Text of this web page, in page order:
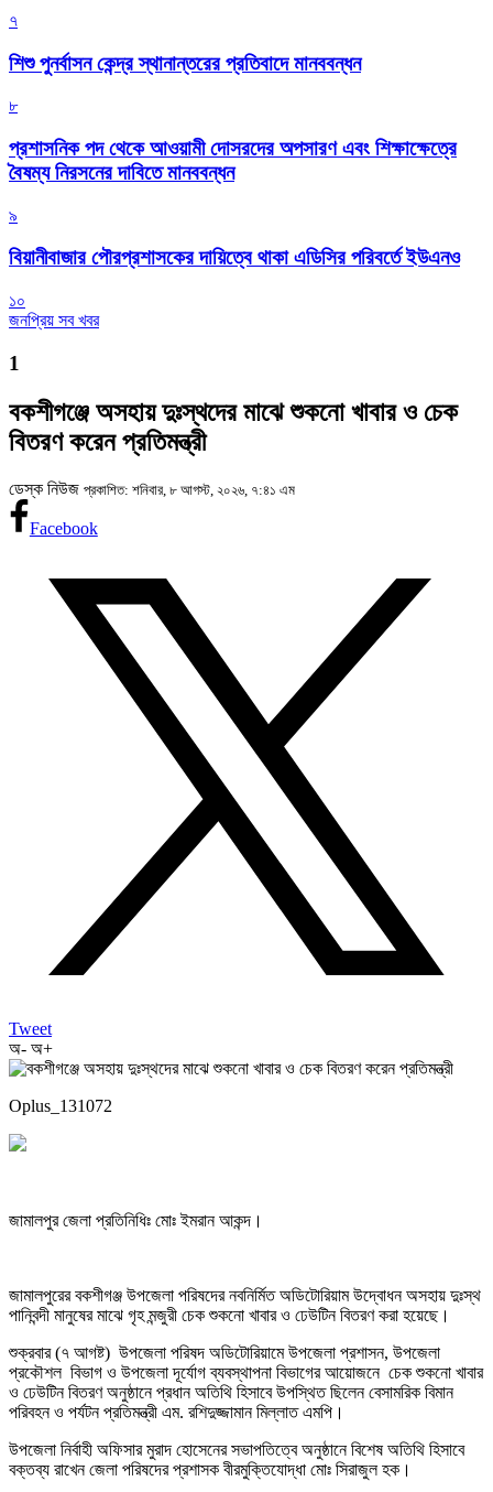
৭
শিশু পুনর্বাসন কেন্দ্র স্থানান্তরের প্রতিবাদে মানববন্ধন
৮
প্রশাসনিক পদ থেকে আওয়ামী দোসরদের অপসারণ এবং শিক্ষাক্ষেত্রে
বৈষম্য নিরসনের দাবিতে মানববন্ধন
৯
বিয়ানীবাজার পৌরপ্রশাসকের দায়িত্বে থাকা এডিসির পরিবর্তে ইউএনও
১০
জনপ্রিয় সব খবর
1
বকশীগঞ্জে অসহায় দুঃস্থদের মাঝে শুকনো খাবার ও চেক
বিতরণ করেন প্রতিমন্ত্রী
ডেস্ক নিউজ প্রকাশিত: শনিবার, ৮ আগস্ট, ২০২৬, ৭:৪১ এম
Facebook
Tweet
অ- অ+
Oplus_131072
জামালপুর জেলা প্রতিনিধিঃ মোঃ ইমরান আকন্দ।
জামালপুরের বকশীগঞ্জ উপজেলা পরিষদের নবনির্মিত অডিটোরিয়াম উদ্বোধন অসহায় দুঃস্থ
পানিবন্দী মানুষের মাঝে গৃহ মন্জুরী চেক শুকনো খাবার ও ঢেউটিন বিতরণ করা হয়েছে।
শুক্রবার (৭ আগষ্ট) উপজেলা পরিষদ অডিটোরিয়ামে উপজেলা প্রশাসন, উপজেলা
প্রকৌশল বিভাগ ও উপজেলা দূর্যোগ ব্যবস্থাপনা বিভাগের আয়োজনে চেক শুকনো খাবার
ও ঢেউটিন বিতরণ অনুষ্ঠানে প্রধান অতিথি হিসাবে উপস্থিত ছিলেন বেসামরিক বিমান
পরিবহন ও পর্যটন প্রতিমন্ত্রী এম. রশিদুজ্জামান মিল্লাত এমপি।
উপজেলা নির্বাহী অফিসার মুরাদ হোসেনের সভাপতিত্বে অনুষ্ঠানে বিশেষ অতিথি হিসাবে
বক্তব্য রাখেন জেলা পরিষদের প্রশাসক বীরমুক্তিযোদ্ধা মোঃ সিরাজুল হক।